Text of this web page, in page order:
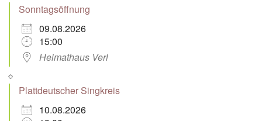
Sonntagsöffnung
09.08.2026
15:00
Heimathaus Verl
Plattdeutscher Singkreis
10.08.2026